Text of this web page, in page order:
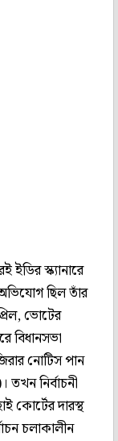
ইডির স্ক্যানারে
ছিল তাঁর
ভোটের
বিধানসভা
নোটিস পান
নির্বাচনী
কোর্টের দারস্থ
চলাকালীন